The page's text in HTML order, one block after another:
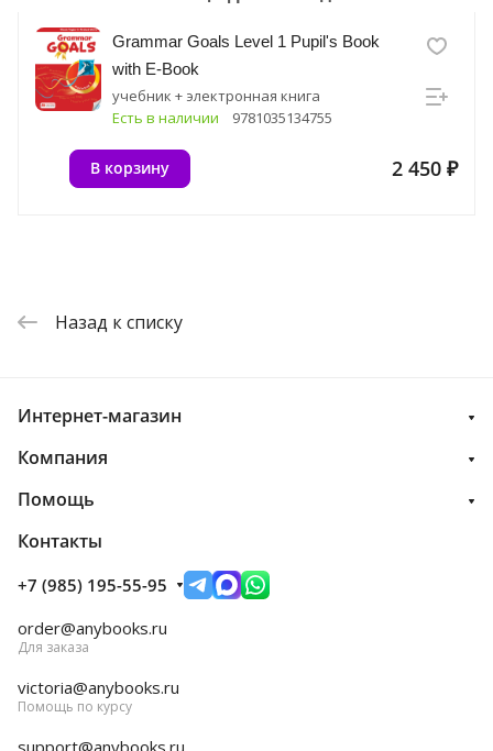
Grammar Goals Level 1 Pupil's Book
with E-Book
учебник + электронная книга
Есть в наличии
9781035134755
2 450 ₽
В корзину
Назад к списку
Интернет-магазин
Компания
Помощь
Контакты
+7 (985) 195-55-95
order@anybooks.ru
Для заказа
victoria@anybooks.ru
Помощь по курсу
support@anybooks.ru